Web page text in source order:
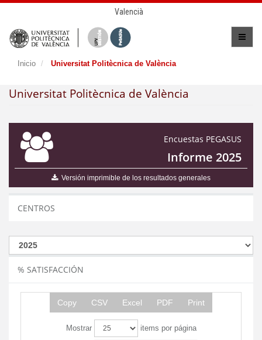
Valencià
Inicio Universitat Politècnica de València
Universitat Politècnica de València
Encuestas PEGASUS
Informe 2025
Versión imprimible de los resultados generales
CENTROS
% SATISFACCIÓN
Copy CSV Excel PDF Print
Mostrar items por página